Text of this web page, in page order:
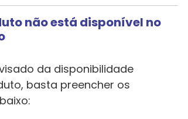
não está disponível no
da disponibilidade
basta preencher os